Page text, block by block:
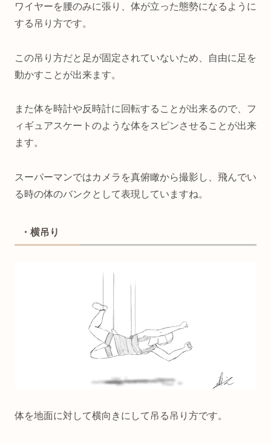
ワイヤーを腰のみに張り、体が立った態勢になるように
する吊り方です。
この吊り方だと足が固定されていないため、自由に足を
動かすことが出来ます。
また体を時計や反時計に回転することが出来るので、フ
ィギュアスケートのような体をスピンさせることが出来
ます。
スーパーマンではカメラを真俯瞰から撮影し、飛んでい
る時の体のバンクとして表現していますね。
・横吊り
体を地面に対して横向きにして吊る吊り方です。